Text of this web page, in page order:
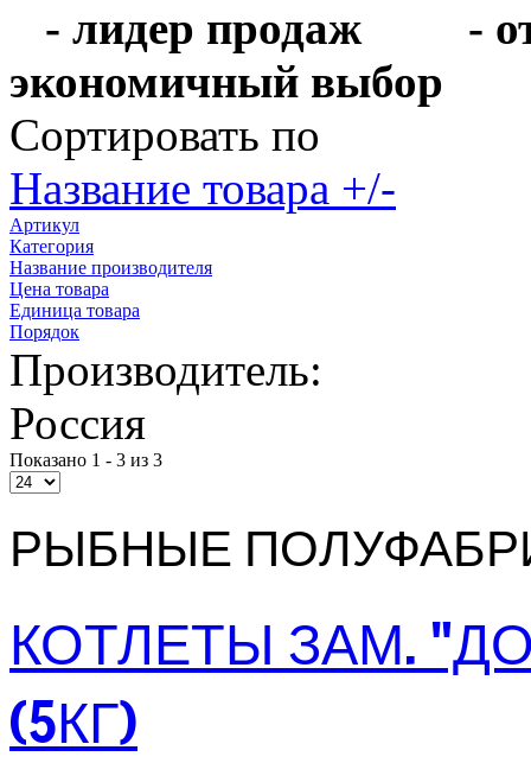
- лидер продаж
-
экономичный
Сортировать по
Название товара +/-
Артикул
Категория
Название производителя
Цена товара
Единица товара
Порядок
Производитель:
Россия
Показано 1 - 3 из 3
РЫБНЫЕ
КОТЛЕТЫ ЗАМ.
(5КГ)